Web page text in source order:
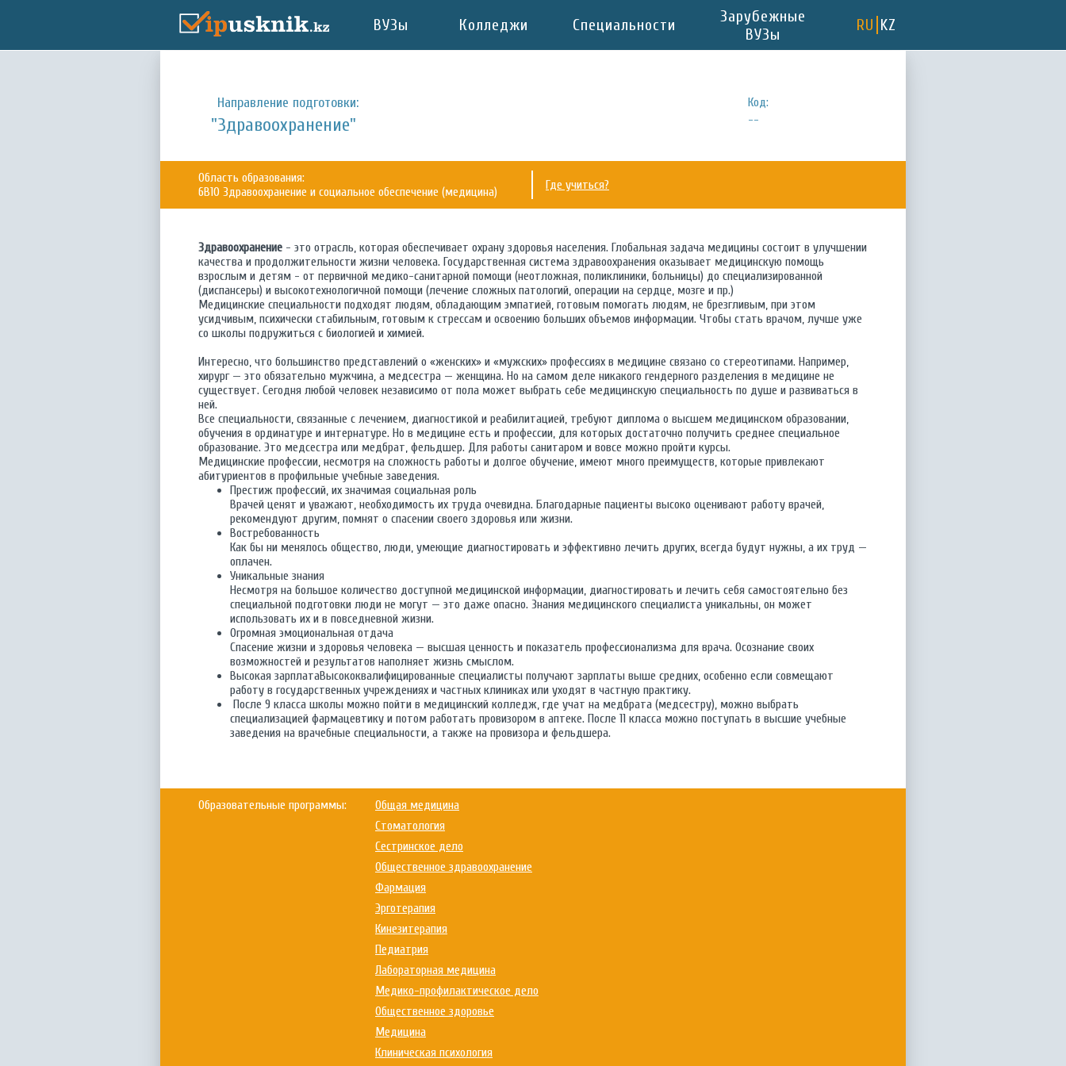
ВУЗы Колледжи Специальности
Зарубежные
ВУЗы
RU KZ
Направление подготовки:
"Здравоохранение"
Код:
--
Область образования:
6B10 Здравоохранение и социальное обеспечение (медицина)
Где учиться?
Здравоохранение - это отрасль, которая обеспечивает охрану здоровья населения. Глобальная задача медицины состоит в улучшении
качества и продолжительности жизни человека. Государственная система здравоохранения оказывает медицинскую помощь
взрослым и детям - от первичной медико-санитарной помощи (неотложная, поликлиники, больницы) до специализированной
(диспансеры) и высокотехнологичной помощи (лечение сложных патологий, операции на сердце, мозге и пр.)
Медицинские специальности подходят людям, обладающим эмпатией, готовым помогать людям, не брезгливым, при этом
усидчивым, психически стабильным, готовым к стрессам и освоению больших объемов информации. Чтобы стать врачом, лучше уже
со школы подружиться с биологией и химией.
Интересно, что большинство представлений о «женских» и «мужских» профессиях в медицине связано со стереотипами. Например,
хирург — это обязательно мужчина, а медсестра — женщина. Но на самом деле никакого гендерного разделения в медицине не
существует. Сегодня любой человек независимо от пола может выбрать себе медицинскую специальность по душе и развиваться в
ней.
Все специальности, связанные с лечением, диагностикой и реабилитацией, требуют диплома о высшем медицинском образовании,
обучения в ординатуре и интернатуре. Но в медицине есть и профессии, для которых достаточно получить среднее специальное
образование. Это медсестра или медбрат, фельдшер. Для работы санитаром и вовсе можно пройти курсы.
Медицинские профессии, несмотря на сложность работы и долгое обучение, имеют много преимуществ, которые привлекают
абитуриентов в профильные учебные заведения.
Престиж профессий, их значимая социальная роль
Врачей ценят и уважают, необходимость их труда очевидна. Благодарные пациенты высоко оценивают работу врачей,
рекомендуют другим, помнят о спасении своего здоровья или жизни.
Востребованность
Как бы ни менялось общество, люди, умеющие диагностировать и эффективно лечить других, всегда будут нужны, а их труд —
оплачен.
Уникальные знания
Несмотря на большое количество доступной медицинской информации, диагностировать и лечить себя самостоятельно без
специальной подготовки люди не могут — это даже опасно. Знания медицинского специалиста уникальны, он может
использовать их и в повседневной жизни.
Огромная эмоциональная отдача
Спасение жизни и здоровья человека — высшая ценность и показатель профессионализма для врача. Осознание своих
возможностей и результатов наполняет жизнь смыслом.
Высокая зарплатаВысококвалифицированные специалисты получают зарплаты выше средних, особенно если совмещают
работу в государственных учреждениях и частных клиниках или уходят в частную практику.
После 9 класса школы можно пойти в медицинский колледж, где учат на медбрата (медсестру), можно выбрать
специализацией фармацевтику и потом работать провизором в аптеке. После 11 класса можно поступать в высшие учебные
заведения на врачебные специальности, а также на провизора и фельдшера.
Образовательные программы:
Общая медицина
Стоматология
Сестринское дело
Общественное здравоохранение
Фармация
Эрготерапия
Кинезитерапия
Педиатрия
Лабораторная медицина
Медико-профилактическое дело
Общественное здоровье
Медицина
Клиническая психология